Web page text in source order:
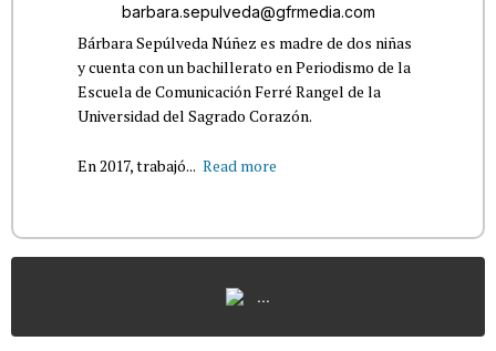
barbara.sepulveda@gfrmedia.com
Bárbara Sepúlveda Núñez es madre de dos niñas
y cuenta con un bachillerato en Periodismo de la
Escuela de Comunicación Ferré Rangel de la
Universidad del Sagrado Corazón.
En 2017, trabajó... Read more
...